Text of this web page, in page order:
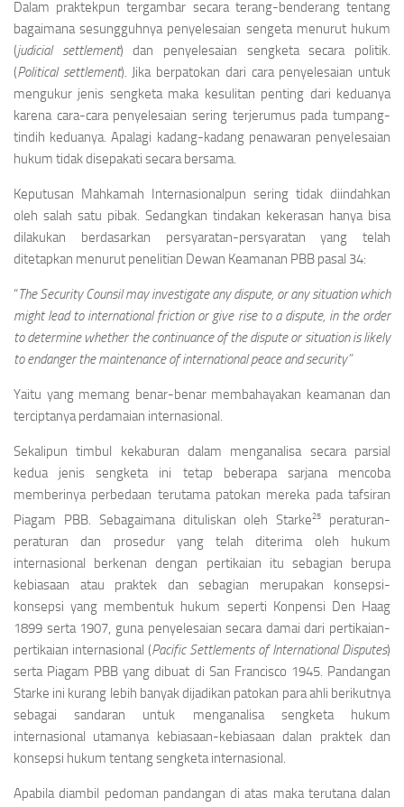
Dalam praktekpun tergambar secara terang-benderang tentang
bagaimana sesungguhnya penyelesaian sengeta menurut hukum
(judicial settlement) dan penyelesaian sengketa secara politik.
(Political settlement). Jika berpatokan dari cara penye­lesaian untuk
mengukur jenis sengketa maka kesu­litan penting dari keduanya
karena cara-cara pe­nyelesaian sering terjerumus pada tumpang-
tindih keduanya. Apalagi kadang-kadang penawaran penyeIesaian
hukum tidak disepakati secara bersama.
Keputusan Mahkamah Internasionalpun sering ti­dak diindahkan
oleh salah satu pibak. Sedangkan tindakan kekerasan hanya bisa
dilakukan berdasarkan persyaratan-persyaratan yang telah
ditetapkan menurut penelitian Dewan Keamanan PBB pasal 34:
“The Security Counsil may investigate any dispute, or any situation which
might lead to inter­national friction or give rise to a dispute, in the order
to determine whether the continuance of the dispute or situation is likely
to endanger the maintenance of international peace and security”
Yaitu yang memang benar-benar membahayakan keamanan dan
terciptanya perdamaian internasional.
Sekalipun timbul kekaburan dalam menganalisa secara parsial
kedua jenis sengketa ini tetap beberapa sarjana mencoba
memberinya perbedaan terutama patokan mereka pada tafsiran
Piagam PB­B. Sebagaimana dituliskan oleh Starke25
peratur­an-
peraturan dan prosedur yang telah diterima oleh hukum
internasional berkenan dengan pertika­ian itu sebagian berupa
kebiasaan atau praktek dan sebagian merupakan konsepsi-
konsepsi yang membentuk hukum seperti Konpensi Den Haag
1899 serta 1907, guna penyelesaian secara damai dari pertikaian-
pertikaian internasional (Pacific Settlements of International Disputes)
serta Piagam PBB yang dibuat di San Francisco 1945. Pandangan
Starke ini kurang lebih banyak dijadikan patokan para ahli berikutnya
sebagai sandaran un­tuk menganalisa sengketa hukum
internasional u­tamanya kebiasaan-kebiasaan dalan praktek dan
konsepsi hukum tentang sengketa internasio­nal.
Apabila diambil pedoman pandangan di atas maka terutana dalan